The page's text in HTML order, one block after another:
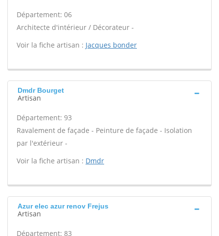
Département: 06
Architecte d'intérieur / Décorateur -
Voir la fiche artisan : Jacques bonder
Dmdr Bourget
Artisan
Département: 93
Ravalement de façade - Peinture de façade - Isolation
par l'extérieur -
Voir la fiche artisan : Dmdr
Azur elec azur renov Frejus
Artisan
Département: 83